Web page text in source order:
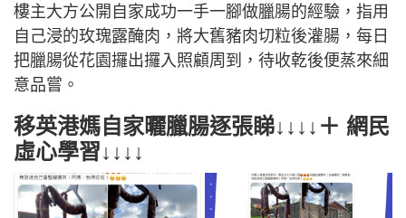
樓主大方公開自家成功一手一腳做臘腸的經驗，指用
自己浸的玫瑰露醃肉，將大舊豬肉切粒後灌腸，每日
把臘腸從花園攞出攞入照顧周到，待收乾後便蒸來細
意品嘗。
移英港媽自家曬臘腸逐張睇↓↓↓↓＋ 網民
虛心學習↓↓↓↓